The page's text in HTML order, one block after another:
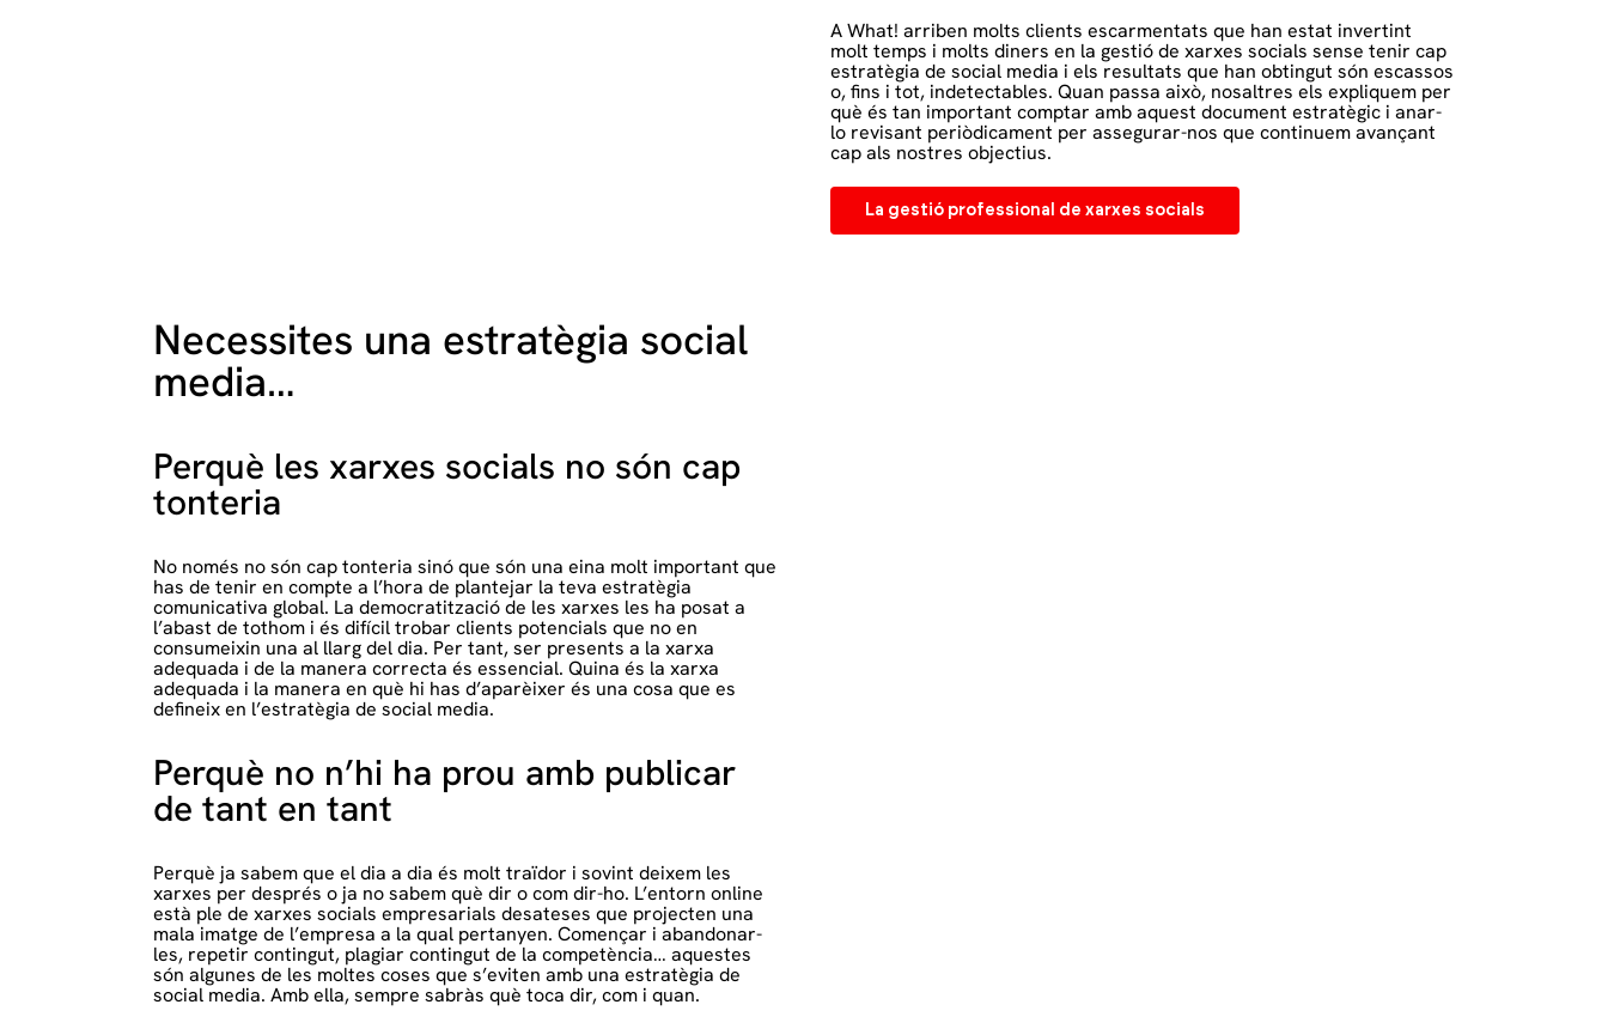
A What! arriben molts clients escarmentats que han estat invertint
molt temps i molts diners en la gestió de xarxes socials sense tenir cap
estratègia de social media i els resultats que han obtingut són escassos
o, fins i tot, indetectables. Quan passa això, nosaltres els expliquem per
què és tan important comptar amb aquest document estratègic i anar-
lo revisant periòdicament per assegurar-nos que continuem avançant
cap als nostres objectius.
La gestió professional de xarxes socials
Necessites una estratègia social
media…
Perquè les xarxes socials no són cap
tonteria
No només no són cap tonteria sinó que són una eina molt important que
has de tenir en compte a l’hora de plantejar la teva estratègia
comunicativa global. La democratització de les xarxes les ha posat a
l’abast de tothom i és difícil trobar clients potencials que no en
consumeixin una al llarg del dia. Per tant, ser presents a la xarxa
adequada i de la manera correcta és essencial. Quina és la xarxa
adequada i la manera en què hi has d’aparèixer és una cosa que es
defineix en l’estratègia de social media.
Perquè no n’hi ha prou amb publicar
de tant en tant
Perquè ja sabem que el dia a dia és molt traïdor i sovint deixem les
xarxes per després o ja no sabem què dir o com dir-ho. L’entorn online
està ple de xarxes socials empresarials desateses que projecten una
mala imatge de l’empresa a la qual pertanyen. Començar i abandonar-
les, repetir contingut, plagiar contingut de la competència… aquestes
són algunes de les moltes coses que s’eviten amb una estratègia de
social media. Amb ella, sempre sabràs què toca dir, com i quan.